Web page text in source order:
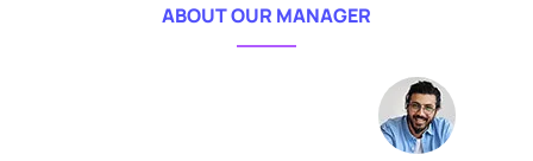
ABOUT OUR MANAGER